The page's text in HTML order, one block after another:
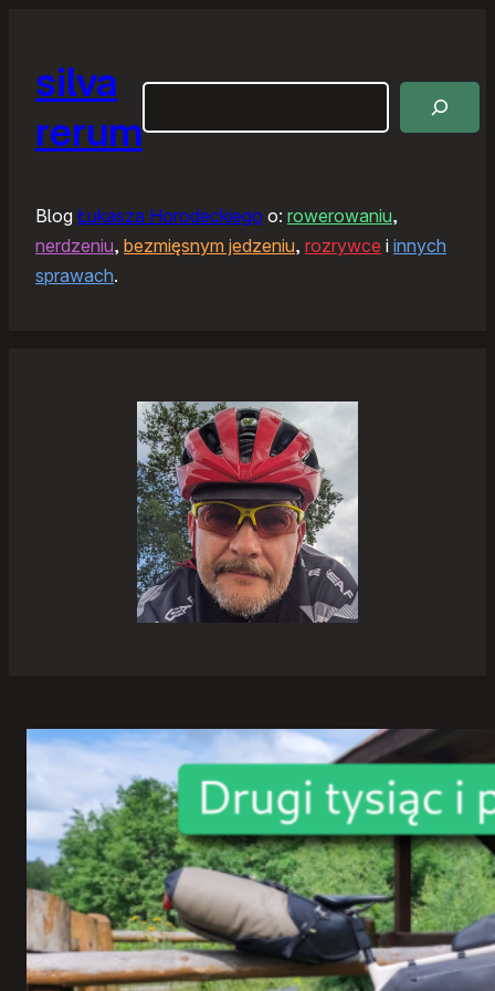
silva
rerum
Blog Łukasza Horodeckiego o: rowerowaniu,
nerdzeniu, bezmięsnym jedzeniu, rozrywce i innych
sprawach.